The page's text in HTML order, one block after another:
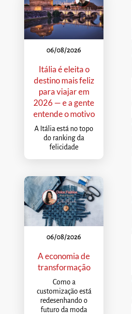
06/08/2026
Itália é eleita o
destino mais feliz
para viajar em
2026 — e a gente
entende o motivo
A Itália está no topo
do ranking da
felicidade
06/08/2026
A economia de
transformação
Como a
customização está
redesenhando o
futuro da moda